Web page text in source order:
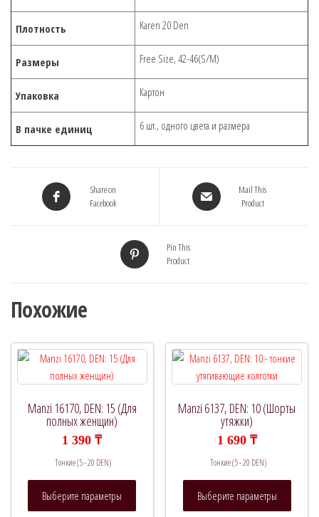
Плотность Karen 20 Den
Размеры Free Size, 42-46(S/M)
Упаковка Картон
В пачке единиц 6 шт., одного цвета и размера
Share on
Facebook
Mail This
Product
Pin This
Product
Похожие
Manzi 16170, DEN: 15 (Для
полных женщин)
1 390₸
Тонкие (5 - 20 DEN)
Выберите параметры
Manzi 6137, DEN: 10 (Шорты
утяжки)
1 690 ₸
Тонкие (5 - 20 DEN)
Выберите параметры
Этот